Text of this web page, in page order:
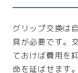
グリップ交換は
具が必要です。
ておけば費用を
命を延ばせます